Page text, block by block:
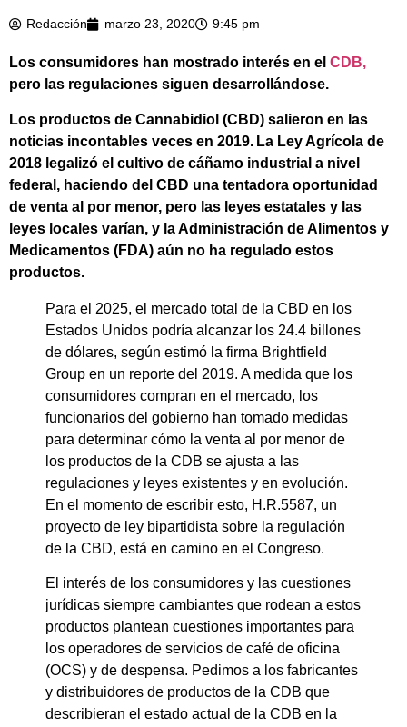
Redacción marzo 23, 2020 9:45 pm
Los consumidores han mostrado interés en el CDB,
pero las regulaciones siguen desarrollándose.
Los productos de Cannabidiol (CBD) salieron en las
noticias incontables veces en 2019. La Ley Agrícola de
2018 legalizó el cultivo de cáñamo industrial a nivel
federal, haciendo del CBD una tentadora oportunidad
de venta al por menor, pero las leyes estatales y las
leyes locales varían, y la Administración de Alimentos y
Medicamentos (FDA) aún no ha regulado estos
productos.
Para el 2025, el mercado total de la CBD en los
Estados Unidos podría alcanzar los 24.4 billones
de dólares, según estimó la firma Brightfield
Group en un reporte del 2019. A medida que los
consumidores compran en el mercado, los
funcionarios del gobierno han tomado medidas
para determinar cómo la venta al por menor de
los productos de la CDB se ajusta a las
regulaciones y leyes existentes y en evolución.
En el momento de escribir esto, H.R.5587, un
proyecto de ley bipartidista sobre la regulación
de la CBD, está en camino en el Congreso.
El interés de los consumidores y las cuestiones
jurídicas siempre cambiantes que rodean a estos
productos plantean cuestiones importantes para
los operadores de servicios de café de oficina
(OCS) y de despensa. Pedimos a los fabricantes
y distribuidores de productos de la CDB que
describieran el estado actual de la CDB en la